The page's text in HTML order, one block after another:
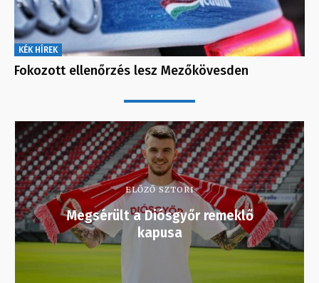
KÉK HÍREK
Fokozott ellenőrzés lesz Mezőkövesden
ELŐZŐ SZTORI
Megsérült a Diósgyőr remeklő
kapusa